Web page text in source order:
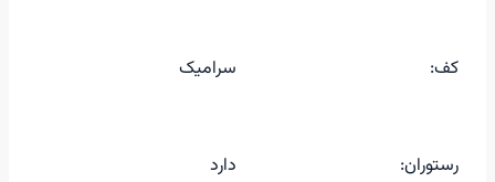
کف: سرامیک
رستوران: دارد